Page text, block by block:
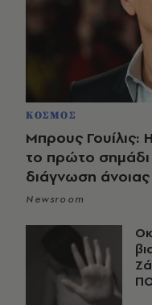
ΚΟΣΜΟΣ
Μπρους
το πρώτο
διάγνωση άνοιας
Newsroom